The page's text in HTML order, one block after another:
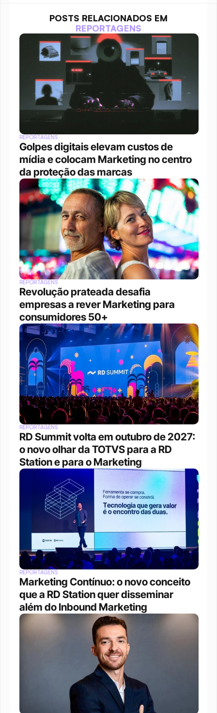
POSTS RELACIONADOS EM
REPORTAGENS
REPORTAGENS
Golpes digitais elevam custos de
mídia e colocam Marketing no centro
da proteção das marcas
REPORTAGENS
Revolução prateada desafia
empresas a rever Marketing para
consumidores 50+
REPORTAGENS
RD Summit volta em outubro de 2027:
o novo olhar da TOTVS para a RD
Station e para o Marketing
REPORTAGENS
Marketing Contínuo: o novo conceito
que a RD Station quer disseminar
além do Inbound Marketing